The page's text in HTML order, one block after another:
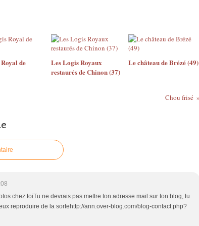
de
Les Logis Royaux
restaurés de Chinon (37)
Le château de Brézé (49)
Chou frisé
chez toiTu ne devrais pas mettre ton adresse mail sur ton blog, tu
reproduire de la sortehttp://ann.over-blog.com/blog-contact.php?